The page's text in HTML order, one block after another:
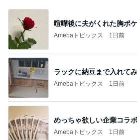
喧嘩後に夫がくれた胸ポ
Amebaトピックス 1日前
ラックに納豆まで入れて
Amebaトピックス 1日前
めっちゃ欲しい企業コラ
Amebaトピックス 1日前